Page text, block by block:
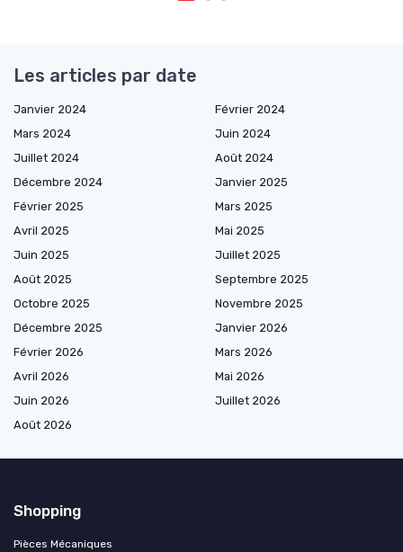
Les articles par date
Janvier 2024
Février 2024
Mars 2024
Juin 2024
Juillet 2024
Août 2024
Décembre 2024
Janvier 2025
Février 2025
Mars 2025
Avril 2025
Mai 2025
Juin 2025
Juillet 2025
Août 2025
Septembre 2025
Octobre 2025
Novembre 2025
Décembre 2025
Janvier 2026
Février 2026
Mars 2026
Avril 2026
Mai 2026
Juin 2026
Juillet 2026
Août 2026
Shopping
Pièces Mécaniques